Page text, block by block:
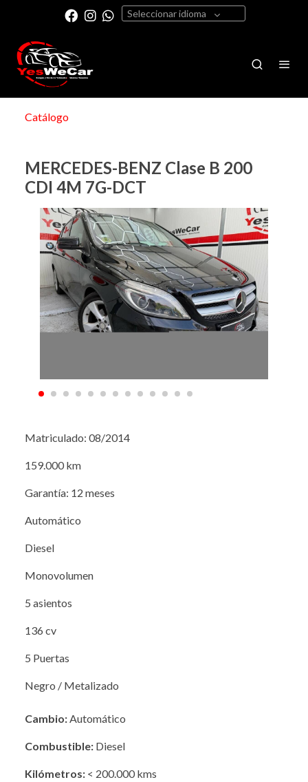
Seleccionar idioma
Catálogo
MERCEDES-BENZ Clase B 200
CDI 4M 7G-DCT
Matriculado: 08/2014
159.000 km
Garantía: 12 meses
Automático
Diesel
Monovolumen
5 asientos
136 cv
5 Puertas
Negro / Metalizado
Cambio: Automático
Combustible: Diesel
Kilómetros: < 200.000 kms